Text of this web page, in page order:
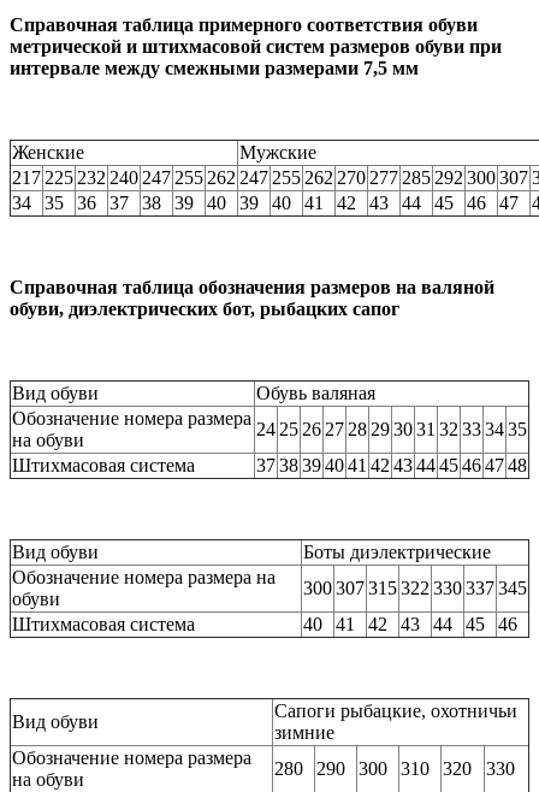
Справочная таблица примерного соответствия обуви
метрической и штихмасовой систем размеров обуви при
интервале между смежными размерами 7,5 мм
Женские
Мужские
217 225 232 240 247 255 262 247 255 262 270 277 285 292 300307
34
35 36 37 38 39 40 39 40 41 42 43 44 45 46 47
Справочная таблица обозначения размеров на валяной
обуви, диэлектрических бот, рыбацких сапог
Вид обуви
Обувь валяная
Обозначение номера размера
на обуви
24 25 26 27 28 293031 32 333435
Штихмасовая система
3738394041 42 434445464748
Вид обуви
Боты диэлектрические
Обозначение номера размера на
обуви
300307315322 330337345
Штихмасовая система
40 41 42 43 44 45 46
Вид обуви
Сапоги рыбацкие, охотничьи
зимние
Обозначение номера размера
на обуви
280 290 300 310 320
330